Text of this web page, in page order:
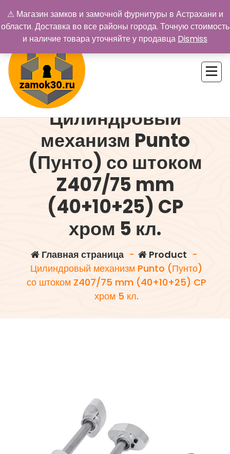
содержимому
Цилиндровый
механизм Punto
(Пунто) со штоком
Z407/75 mm
(40+10+25) CP
хром 5 кл.
Главная страница - Product -
Цилиндровый механизм Punto (Пунто)
со штоком Z407/75 mm (40+10+25) CP
хром 5 кл.
⚠ Магазин замков и замочной фурнитуры в Астрахани и
области. Доставка во все районы города. Точную стоимость
и наличие товара уточняйте у продавца Dismiss